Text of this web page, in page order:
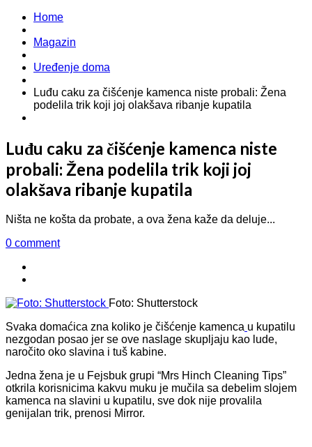
Home
Magazin
Uređenje doma
Luđu caku za čišćenje kamenca niste probali: Žena
podelila trik koji joj olakšava ribanje kupatila
Luđu caku za čišćenje kamenca niste
probali: Žena podelila trik koji joj
olakšava ribanje kupatila
Ništa ne košta da probate, a ova žena kaže da deluje...
0 comment
Foto: Shutterstock
Svaka domaćica zna koliko je čišćenje kamenca u kupatilu
nezgodan posao jer se ove naslage skupljaju kao lude,
naročito oko slavina i tuš kabine.
Jedna žena je u Fejsbuk grupi “Mrs Hinch Cleaning Tips”
otkrila korisnicima kakvu muku je mučila sa debelim slojem
kamenca na slavini u kupatilu, sve dok nije provalila
genijalan trik, prenosi Mirror.